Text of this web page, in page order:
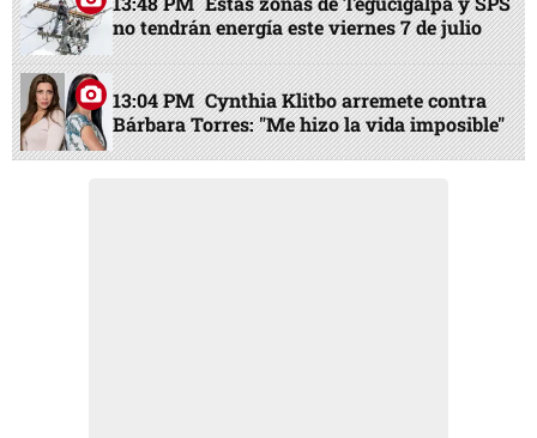
no tendrán energía este viernes 7 de julio
13:04 PM Cynthia Klitbo arremete contra
Bárbara Torres: "Me hizo la vida imposible"